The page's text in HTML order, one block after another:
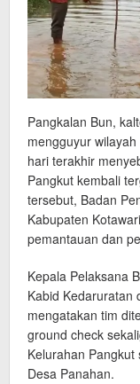
Pangkalan Bun,
mengguyur
hari terakhir
Pangkut kembali
tersebut, Badan
Kabupaten
pemantauan dan
Kepala Pelaksana
Kabid Kedaruratan
mengatakan tim
ground check
Kelurahan
Desa Panahan.